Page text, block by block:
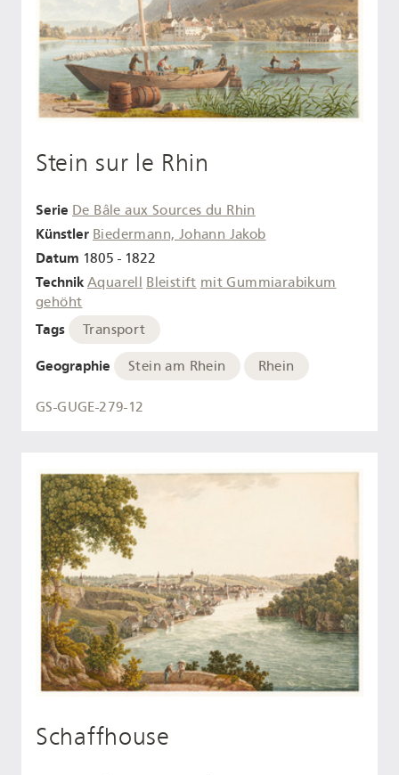
Stein sur le Rhin
Serie De Bâle aux Sources du Rhin
Künstler Biedermann, Johann Jakob
Datum 1805 - 1822
Technik Aquarell Bleistift mit Gummiarabikum
gehöht
Tags Transport
Geographie Stein am Rhein Rhein
GS-GUGE-279-12
Schaffhouse